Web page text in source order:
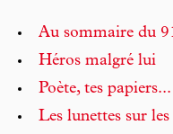
Au sommaire du
Héros malgré lui
Poète, tes papiers...
Les lunettes sur les